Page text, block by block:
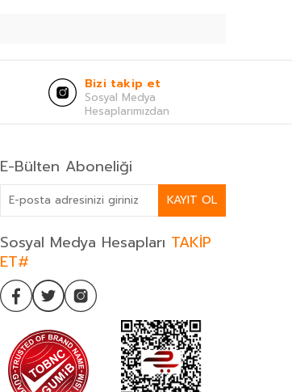
Bizi takip et
Sosyal Medya
Hesaplarımızdan
E-Bülten Aboneliği
KAYIT OL
Sosyal Medya Hesapları TAKİP
ET#